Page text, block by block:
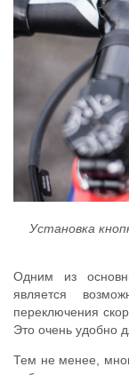
Установка
Одним из
является
переключения
Это очень удобно
Тем не менее,